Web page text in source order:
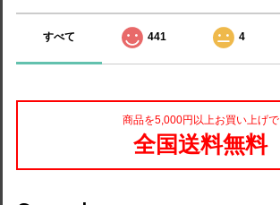
すべて 441 4
商品を5,000円以上お買い上げで
全国送料無料